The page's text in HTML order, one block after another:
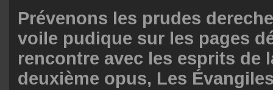
Prévenons les prudes
voile pudique sur les pages
rencontre avec les esprits de
deuxième opus, Les